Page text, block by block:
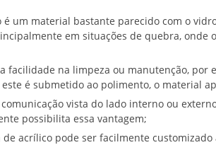
é um material bastante parecido com o
em situações de quebra, onde
facilidade na limpeza ou manutenção, por
é submetido ao polimento, o material
comunicação vista do lado interno ou
possibilita essa vantagem;
de acrílico pode ser facilmente